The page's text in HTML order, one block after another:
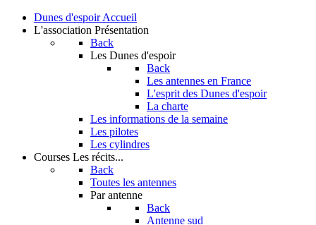
Dunes d'espoir Accueil
L'association Présentation
Back
Les Dunes d'espoir
Back
Les antennes en France
L'esprit des Dunes d'espoir
La charte
Les informations de la semaine
Les pilotes
Les cylindres
Courses Les récits...
Back
Toutes les antennes
Par antenne
Back
Antenne sud